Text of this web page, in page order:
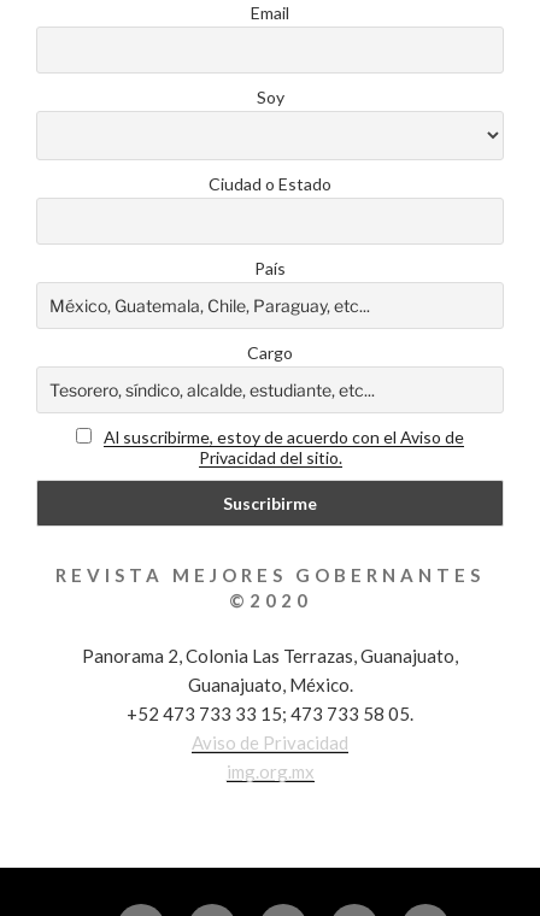
Email
Soy
Ciudad o Estado
País
Cargo
Al suscribirme, estoy de acuerdo con el Aviso de
Privacidad del sitio.
REVISTA MEJORES GOBERNANTES
©2020
Panorama 2, Colonia Las Terrazas, Guanajuato,
Guanajuato, México.
+52 473 733 33 15; 473 733 58 05.
Aviso de Privacidad
img.org.mx